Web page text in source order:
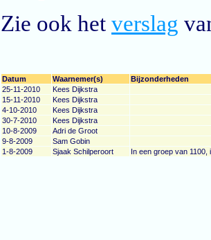
Zie ook het verslag
Datum Waarnemer(s)
Bijzonderheden
25-11-2010
Kees Dijkstra
15-11-2010
Kees Dijkstra
4-10-2010
Kees Dijkstra
30-7-2010
Kees Dijkstra
10-8-2009
Adri de Groot
9-8-2009
Sam Gobin
1-8-2009
Sjaak Schilperoort In een groep van 1100,